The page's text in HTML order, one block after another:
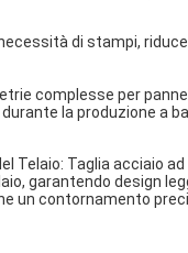
di stampi,
complesse per
la produzione a
Telaio: Taglia acciaio
garantendo design
un contornamento